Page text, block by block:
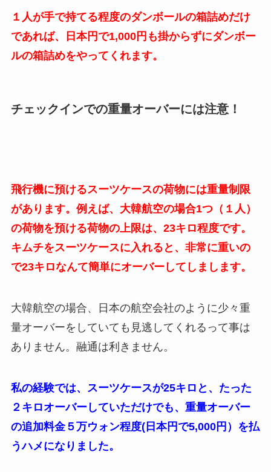
１人が手で持てる程度のダンボールの箱詰めだけ
であれば、日本円で1,000円も掛からずにダンボー
ルの箱詰めをやってくれます。
チェックインでの重量オーバーには注意！
飛行機に預けるスーツケースの荷物には重量制限
があります。例えば、大韓航空の場合1つ（１人）
の荷物を預ける荷物の上限は、23キロ程度です。
キムチをスーツケースに入れると、非常に重いの
で23キロなんて簡単にオーバーしてしまします。
大韓航空の場合、日本の航空会社のように少々重
量オーバーをしていても見逃してくれるって事は
ありません。融通は利きません。
私の経験では、スーツケースが25キロと、たった
２キロオーバーしていただけでも、重量オーバー
の追加料金５万ウォン程度(日本円で5,000円）を払
うハメになりました。